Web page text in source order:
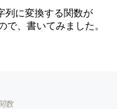
列に変換する関数が
で、書いてみました。
数